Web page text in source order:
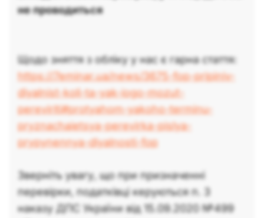
не проводиться
Щодо зняття з обліку у нас є гарна стаття:
https://7eminar.ua/news/3675-fop-pripiniv-
diyalnist-koli-ta-yak-iogo-mozut-
pereviriti#protyahom-yakoho-terminu-
pryznachaietsya-perevirka-pislya-
prypynennya-diyalnosti-fop
Зверніть увагу, що при призначенні
перевірки, податківці керуються п. 3
наказу ДПС України від 15.09.2020 №499